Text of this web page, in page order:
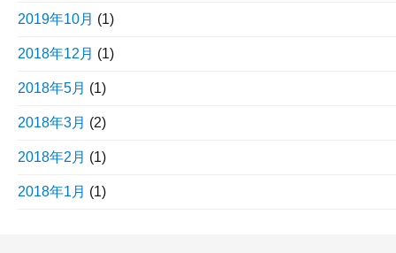
2019年10月 (1)
2018年12月 (1)
2018年5月 (1)
2018年3月 (2)
2018年2月 (1)
2018年1月 (1)